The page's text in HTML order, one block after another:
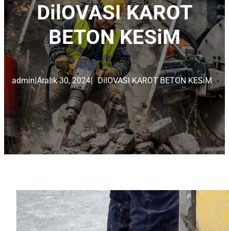
DilOVASI KAROT
BETON KESiM
admin|Aralık 30, 2024| DilOVASI KAROT BETON KESiM